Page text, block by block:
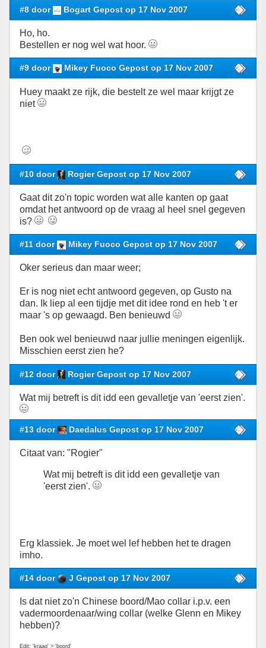
#8 door Bogart Gepost op 17 Nov 2007
Ho, ho.
Bestellen er nog wel wat hoor.
#9 door Mikey Fuoco Gepost op 17 Nov 2007
Huey maakt ze rijk, die bestelt ze wel maar krijgt ze
niet
#10 door Rogier Gepost op 17 Nov 2007
Gaat dit zo'n topic worden wat alle kanten op gaat
omdat het antwoord op de vraag al heel snel gegeven
is?
#11 door Mikey Fuoco Gepost op 17 Nov 2007
Oker serieus dan maar weer;
Er is nog niet echt antwoord gegeven, op Gusto na
dan. Ik liep al een tijdje met dit idee rond en heb 't er
maar 's op gewaagd. Ben benieuwd
Ben ook wel benieuwd naar jullie meningen eigenlijk.
Misschien eerst zien he?
#12 door Rogier Gepost op 17 Nov 2007
Wat mij betreft is dit idd een gevalletje van 'eerst zien'.
#13 door Daedalus Gepost op 17 Nov 2007
Citaat van: "Rogier"
Wat mij betreft is dit idd een gevalletje van
'eerst zien'.
Erg klassiek. Je moet wel lef hebben het te dragen
imho.
#14 door J Gepost op 17 Nov 2007
Is dat niet zo'n Chinese boord/Mao collar i.p.v. een
vadermoordenaar/wing collar (welke Glenn en Mikey
hebben)?
Edit: 'kraag' > 'boord'